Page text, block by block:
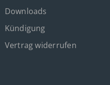
Downloads
Kündigung
Vertrag widerrufen